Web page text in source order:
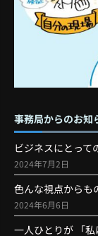
事務局からのお知
ビジネスにとって
2024年7月2日
色んな視点からも
2024年6月6日
一人ひとりが 「